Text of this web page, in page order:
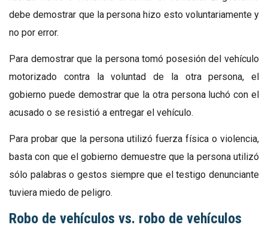
debe demostrar que la persona hizo esto voluntariamente y
no por error.
Para demostrar que la persona tomó posesión del vehículo
motorizado contra la voluntad de la otra persona, el
gobierno puede demostrar que la otra persona luchó con el
acusado o se resistió a entregar el vehículo.
Para probar que la persona utilizó fuerza física o violencia,
basta con que el gobierno demuestre que la persona utilizó
sólo palabras o gestos siempre que el testigo denunciante
tuviera miedo de peligro.
Robo de vehículos vs. robo de vehículos